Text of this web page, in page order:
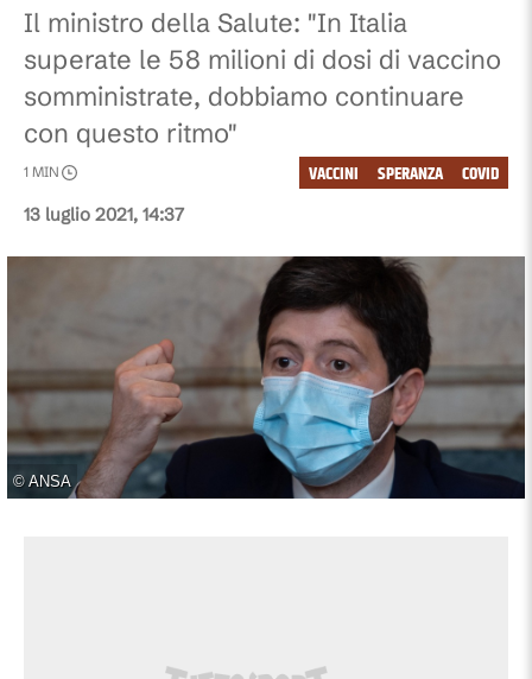
Il ministro della Salute: "In Italia
superate le 58 milioni di dosi di vaccino
somministrate, dobbiamo continuare
con questo ritmo"
13 luglio 2021, 14:37
1 MIN COVID
SPERANZA
VACCINI
© ANSA